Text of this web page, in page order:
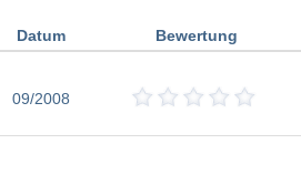
Datum Bewertung
09/2008